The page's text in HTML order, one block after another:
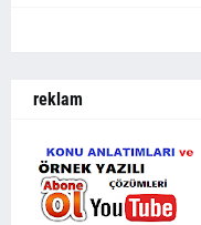
reklam